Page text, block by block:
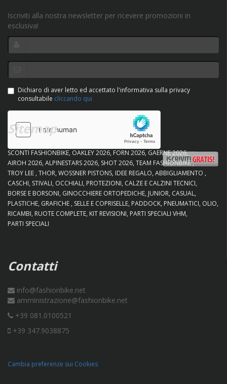
Iscriviti alla nostra newsletter per ricevere promozioni in
esclusiva!
Dichiaro di aver letto ed accettato l'informativa sulla privacy
consultabile cliccando qui
Sitemap
SCONTI FASHIONBIKE OAKLEY 2026 FORN 2026 GAERNE 2026
AIROH 2026 ALPINESTARS 2026 SHOT 2026 TEAM FASHIONBIKE
TROY LEE THOR WOSSNER PISTONS IDEE REGALO ABBIGLIAMENTO
CASCHI STIVALI OCCHIALI PROTEZIONI CALZE E CALZINI TECNICI
BORSE E BORSONI GINOCCHIERE ORTOPEDICHE JUNIOR CASUAL
PLASTICHE GRAFICHE SELLE E COPRISELLE PADDOCK PNEUMATICI OLIO
RICAMBI RUOTE COMPLETE KIT REVISIONI PARTI SPECIALI VHM
PARTI SPECIALI
Contatti
info@fashionbike.net
amministrazione@fashionbike.net
+39 081.0100521
+39 347.9038875
Cambia preferenze sui Cookies